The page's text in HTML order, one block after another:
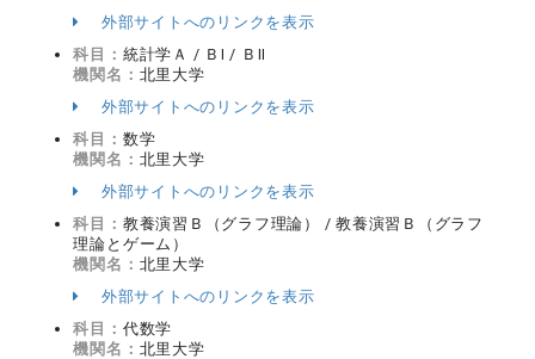
外部サイトへのリンクを表示
科目： 統計学Ａ / ＢⅠ / ＢⅡ
機関名： 北里大学
外部サイトへのリンクを表示
科目： 数学
機関名： 北里大学
外部サイトへのリンクを表示
科目： 教養演習Ｂ（グラフ理論） / 教養演習Ｂ（グラフ
理論とゲーム）
機関名： 北里大学
外部サイトへのリンクを表示
科目： 代数学
機関名： 北里大学